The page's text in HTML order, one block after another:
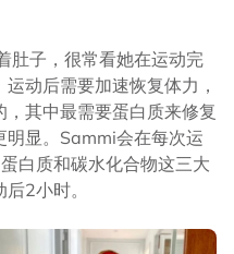
肚子，很常看她在运动完
动后需要加速恢复体力，
其中最需要蛋白质来修复
明显。Sammi会在每次运
白质和碳水化合物这三大
2小时。